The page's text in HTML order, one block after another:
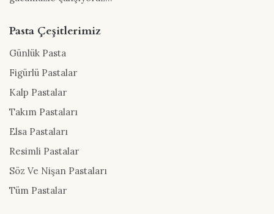
Pasta Çeşitlerimiz
Günlük Pasta
Figürlü Pastalar
Kalp Pastalar
Takım Pastaları
Elsa Pastaları
Resimli Pastalar
Söz Ve Nişan Pastaları
Tüm Pastalar